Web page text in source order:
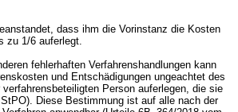
dass ihm die Vorinstanz die Kosten
zu 1/6 auferlegt.
fehlerhaften Verfahrenshandlungen kann
und Entschädigungen ungeachtet des
Person auferlegen, die sie
). Diese Bestimmung ist auf alle nach der